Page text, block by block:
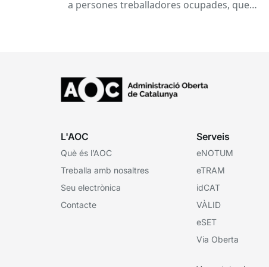
a persones treballadores ocupades, que
L'AOC
Què és l’AOC
Treballa amb nosaltres
Seu electrònica
Contacte
Serveis
eNOTUM
eTRAM
idCAT
VÀLID
eSET
Via Oberta